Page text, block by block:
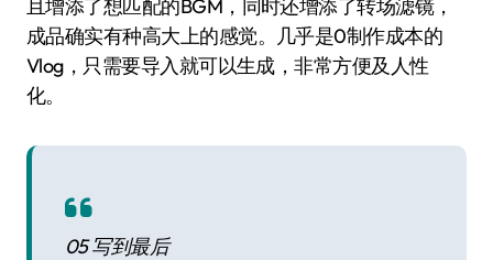
且增添了想匹配的BGM，同时还增添了转场滤镜，
成品确实有种高大上的感觉。几乎是0制作成本的
Vlog，只需要导入就可以生成，非常方便及人性
化。
05 写到最后